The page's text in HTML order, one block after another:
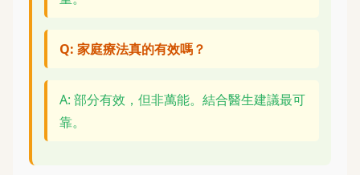
Q: 家庭療法真的有效嗎？
A: 部分有效，但非萬能。結合醫生建議最可
靠。